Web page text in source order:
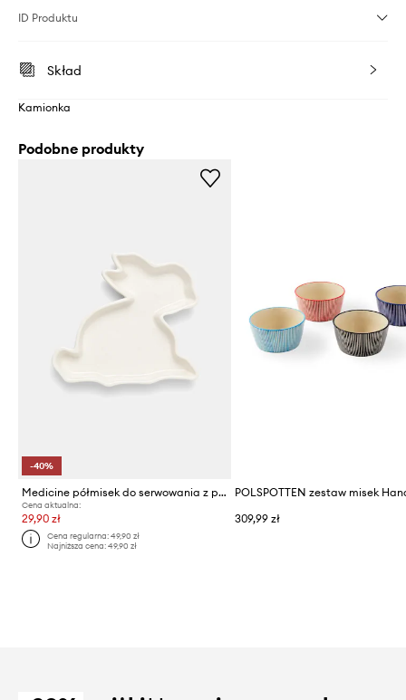
ID Produktu
Skład
Kamionka
Podobne produkty
-40%
Medicine półmisek do serwowania z porcelany
Cena aktualna:
29,90 zł
Cena regularna:49,90 zł
Najniższa cena:49,90 zł
309,99 zł